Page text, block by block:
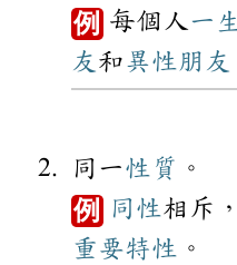
例 每個人一生
友 和異性朋友
同一性質 。
例 同性相斥，
重要特性 。